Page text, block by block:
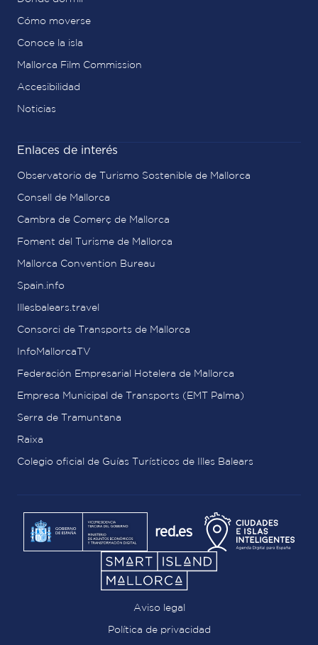
Cómo moverse
Conoce la isla
Mallorca Film Commission
Accesibilidad
Noticias
Enlaces de interés
Observatorio de Turismo Sostenible de Mallorca
Consell de Mallorca
Cambra de Comerç de Mallorca
Foment del Turisme de Mallorca
Mallorca Convention Bureau
Spain.info
Illesbalears.travel
Consorci de Transports de Mallorca
InfoMallorcaTV
Federación Empresarial Hotelera de Mallorca
Empresa Municipal de Transports (EMT Palma)
Serra de Tramuntana
Raixa
Colegio oficial de Guías Turísticos de Illes Balears
Aviso legal
Política de privacidad